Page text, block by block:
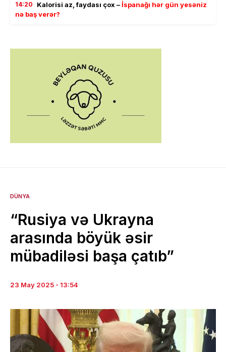
14:20 Kalorisi az, faydası çox –İspanağı hər gün yesəniz
nə baş verər?
DÜNYA
“Rusiya və Ukrayna
arasında böyük əsir
mübadiləsi başa çatıb”
23 May 2025 - 13:54